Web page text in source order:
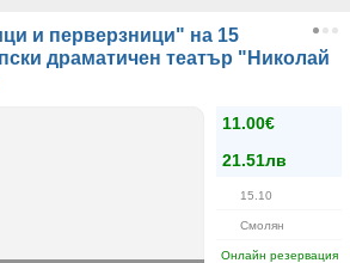
и перверзници" на 15
драматичен театър "Николай
11.00€
21.51лв
15.10
Смолян
Онлайн резервация